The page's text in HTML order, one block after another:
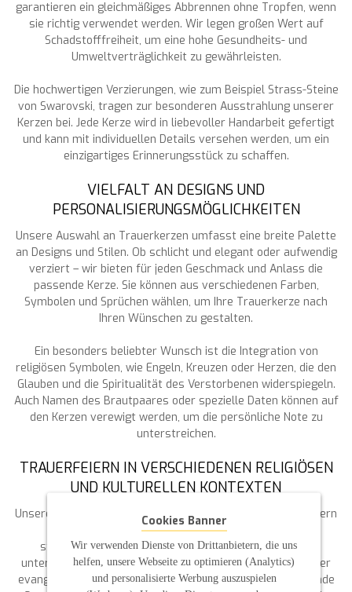
garantieren ein gleichmäßiges Abbrennen ohne Tropfen, wenn
sie richtig verwendet werden. Wir legen großen Wert auf
Schadstofffreiheit, um eine hohe Gesundheits- und
Umweltverträglichkeit zu gewährleisten.
Die hochwertigen Verzierungen, wie zum Beispiel Strass-Steine
von Swarovski, tragen zur besonderen Ausstrahlung unserer
Kerzen bei. Jede Kerze wird in liebevoller Handarbeit gefertigt
und kann mit individuellen Details versehen werden, um ein
einzigartiges Erinnerungsstück zu schaffen.
VIELFALT AN DESIGNS UND
PERSONALISIERUNGSMÖGLICHKEITEN
Unsere Auswahl an Trauerkerzen umfasst eine breite Palette
an Designs und Stilen. Ob schlicht und elegant oder aufwendig
verziert – wir bieten für jeden Geschmack und Anlass die
passende Kerze. Sie können aus verschiedenen Farben,
Symbolen und Sprüchen wählen, um Ihre Trauerkerze nach
Ihren Wünschen zu gestalten.
Ein besonders beliebter Wunsch ist die Integration von
religiösen Symbolen, wie Engeln, Kreuzen oder Herzen, die den
Glauben und die Spiritualität des Verstorbenen widerspiegeln.
Auch Namen des Brautpaares oder spezielle Daten können auf
den Kerzen verewigt werden, um die persönliche Note zu
unterstreichen.
TRAUERFEIERN IN VERSCHIEDENEN RELIGIÖSEN
UND KULTURELLEN KONTEXTEN
Unsere Trauerkerzen sind nicht nur für kirchliche Trauerfeiern
geeignet, sondern auch für freie Trauungen und
standesamtliche Trauungen. Wir berücksichtigen die
unterschiedlichen Bedürfnisse und Traditionen, sei es in der
evangelischen oder katholischen Kirche, und bieten passende
Cookies Banner
Wir verwenden Dienste von Drittanbietern, die uns
helfen, unsere Webseite zu optimieren (Analytics)
und personalisierte Werbung auszuspielen